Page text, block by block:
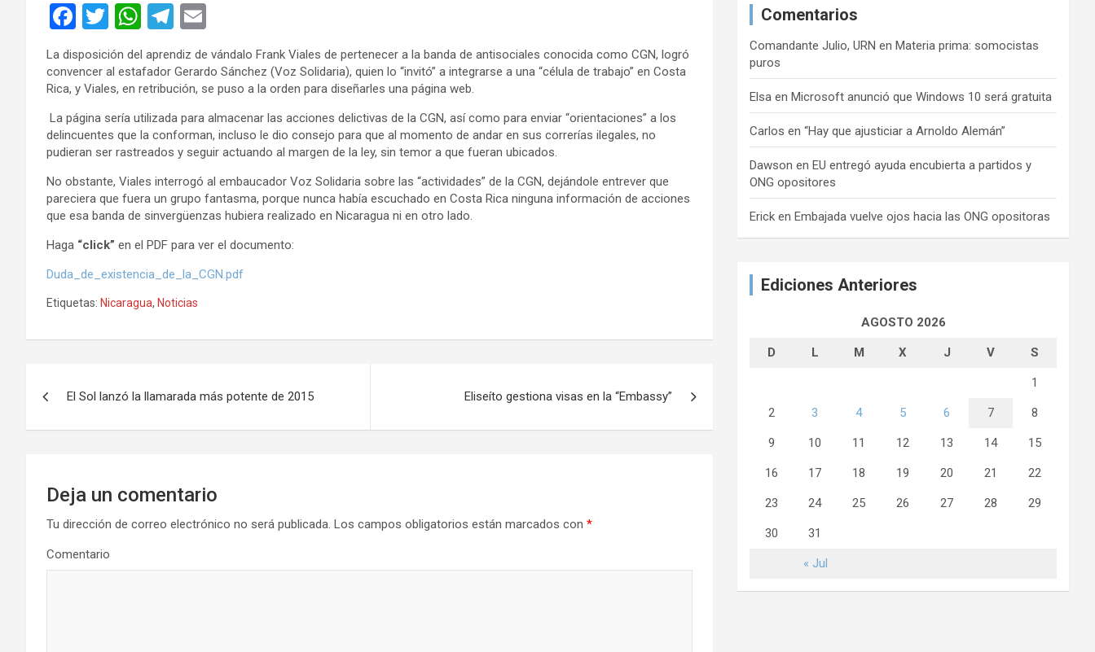
F
ce
b
o
o
k
T
wi
tt
er
W
h
at
s
A
p
p
T
el
e
gr
a
m
m
ail
La disposición del aprendiz de vándalo Frank Viales de pertenecer a la banda de antisociales conocida como CGN, logró
convencer al estafador Gerardo Sánchez (Voz Solidaria), quien lo “invitó” a integrarse a una “célula de trabajo” en Costa
Rica, y Viales, en retribución, se puso a la orden para diseñarles una página web.
La página sería utilizada para almacenar las acciones delictivas de la CGN, así como para enviar “orientaciones” a los
delincuentes que la conforman, incluso le dio consejo para que al momento de andar en sus correrías ilegales, no
pudieran ser rastreados y seguir actuando al margen de la ley, sin temor a que fueran ubicados.
No obstante, Viales interrogó al embaucador Voz Solidaria sobre las “actividades” de la CGN, dejándole entrever que
pareciera que fuera un grupo fantasma, porque nunca había escuchado en Costa Rica ninguna información de acciones
que esa banda de sinvergüenzas hubiera realizado en Nicaragua ni en otro lado.
Haga “click” en el PDF para ver el documento:
Duda_de_existencia_de_la_CGN.pdf
Etiquetas: Nicaragua, Noticias
El Sol lanzó la llamarada más potente de 2015 Eliseíto gestiona visas en la “Embassy”
Deja un comentario
Tu dirección de correo electrónico no será publicada. Los campos obligatorios están marcados con *
Comentario
Comentarios
Comandante Julio, URN en Materia prima: somocistas
puros
Elsa en Microsoft anunció que Windows 10 será gratuita
Carlosen“Hay que ajusticiar a Arnoldo Alemán”
Dawson en EU entregó ayuda encubierta a partidos y
ONG opositores
Erick en Embajada vuelve ojos hacia las ONG opositoras
Ediciones Anteriores
AGOSTO 2026
D L M X J V S
« Jul
1
2 3 4 5 6 7 8
9 10 11 12 13 14 15
16 17 18 19 20 21 22
23 24 25 26 27 28 29
30 31